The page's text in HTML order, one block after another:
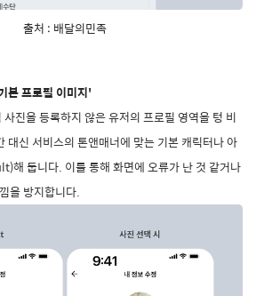
출처 : 배달의민족
본 프로필 이미지'
진을 등록하지 않은 유저의 프로필 영역을 텅 비
대신 서비스의 톤앤매너에 맞는 기본 캐릭터나 아
해 둡니다. 이를 통해 화면에 오류가 난 것 같거나
을 방지합니다.